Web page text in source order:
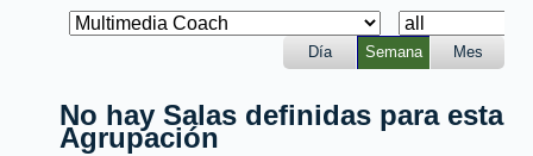
Día Semana Mes
No hay Salas definidas para esta
Agrupación